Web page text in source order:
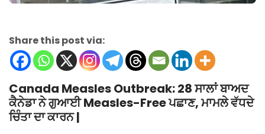
Share this post via:
Canada Measles Outbreak: 28 ਸਾਲਾਂ ਬਾਅਦ
ਕੈਨੇਡਾ ਨੇ ਗੁਆਈ Measles-Free ਪਛਾਣ, ਮਾਮਲੇ ਵੱਧਦੇ
ਚਿੰਤਾ ਦਾ ਕਾਰਨ |